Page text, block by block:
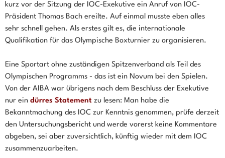
kurz vor der Sitzung der IOC-Exekutive ein Anruf von IOC-
Präsident Thomas Bach ereilte. Auf einmal musste eben alles
sehr schnell gehen. Als erstes gilt es, die internationale
Qualifikation für das Olympische Boxturnier zu organisieren.
Eine Sportart ohne zuständigen Spitzenverband als Teil des
Olympischen Programms - das ist ein Novum bei den Spielen.
Von der AIBA war übrigens nach dem Beschluss der Exekutive
nur ein dürres Statement zu lesen: Man habe die
Bekanntmachung des IOC zur Kenntnis genommen, prüfe derzeit
den Untersuchungsbericht und werde vorerst keine Kommentare
abgeben, sei aber zuversichtlich, künftig wieder mit dem IOC
zusammenzuarbeiten.